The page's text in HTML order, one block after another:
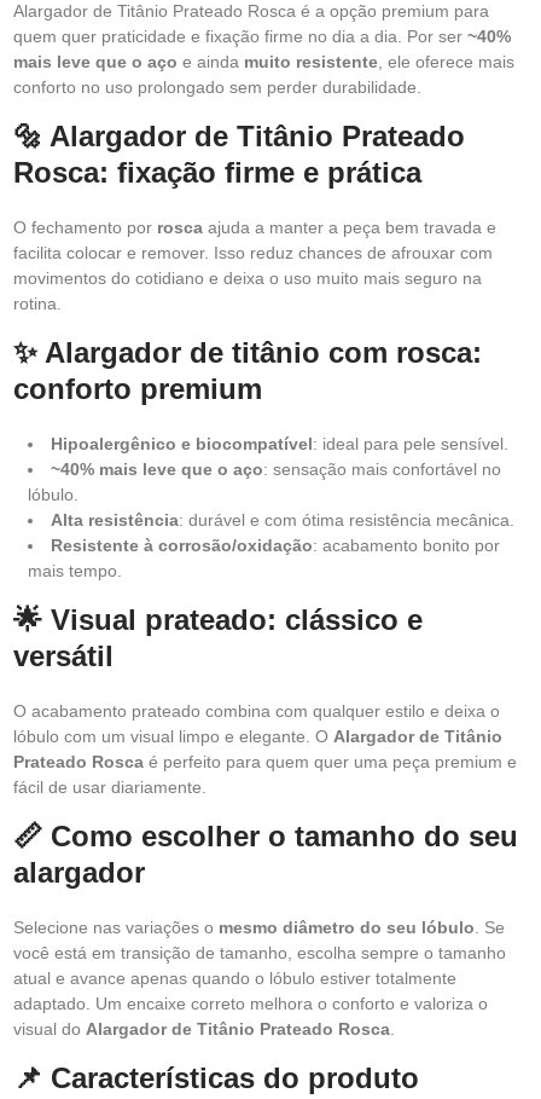
Alargador de Titânio Prateado Rosca é a opção premium para
quem quer praticidade e fixação firme no dia a dia. Por ser ~40%
mais leve que o aço e ainda muito resistente , ele oferece mais
conforto no uso prolongado sem perder durabilidade.
🔩 Alargador de Titânio Prateado
Rosca: fixação firme e prática
O fechamento por rosca ajuda a manter a peça bem travada e
facilita colocar e remover. Isso reduz chances de afrouxar com
movimentos do cotidiano e deixa o uso muito mais seguro na
rotina.
✨ Alargador de titânio com rosca:
conforto premium
Hipoalergênico e biocompatível: ideal para pele sensível.
~40% mais leve que o aço: sensação mais confortável no
lóbulo.
Alta resistência: durável e com ótima resistência mecânica.
Resistente à corrosão/oxidação: acabamento bonito por
mais tempo.
🌟 Visual prateado: clássico e
versátil
O acabamento prateado combina com qualquer estilo e deixa o
lóbulo com um visual limpo e elegante. O Alargador de Titânio
Prateado Rosca é perfeito para quem quer uma peça premium e
fácil de usar diariamente.
📏 Como escolher o tamanho do seu
alargador
Selecione nas variações o mesmo diâmetro do seu lóbulo . Se
você está em transição de tamanho, escolha sempre o tamanho
atual e avance apenas quando o lóbulo estiver totalmente
adaptado. Um encaixe correto melhora o conforto e valoriza o
visual do Alargador de Titânio Prateado Rosca
📌 Características do produto